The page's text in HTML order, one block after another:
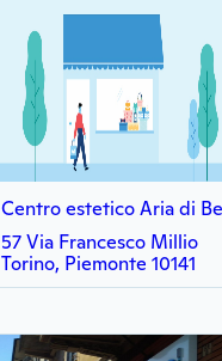
57 Via Francesco Millio
Torino, Piemonte 10141